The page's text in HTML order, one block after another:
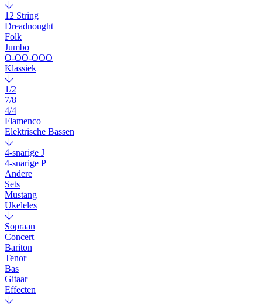
12 String
Dreadnought
Folk
Jumbo
O-OO-OOO
Klassiek
1/2
7/8
4/4
Flamenco
Elektrische Bassen
4-snarige J
4-snarige P
Andere
Sets
Mustang
Ukeleles
Sopraan
Concert
Bariton
Tenor
Bas
Gitaar
Effecten